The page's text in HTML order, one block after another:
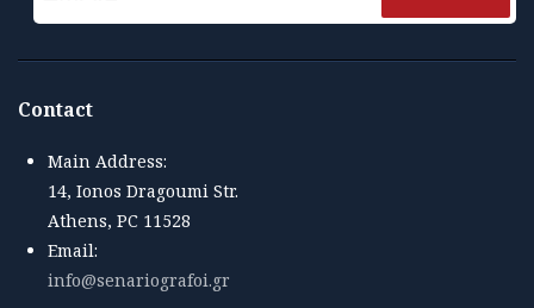
Contact
Main Address:
14, Ionos Dragoumi Str.
Athens, PC 11528
Email:
info@senariografoi.gr